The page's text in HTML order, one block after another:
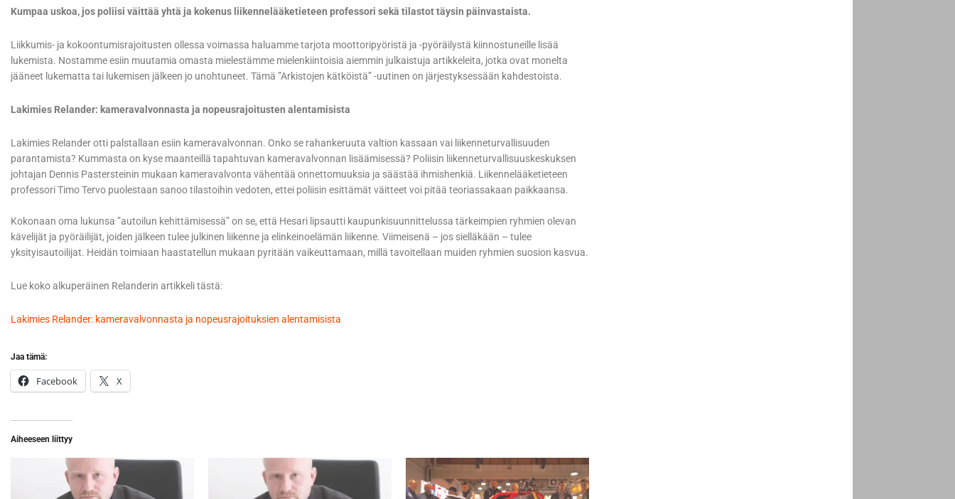
Kumpaa uskoa, jos poliisi väittää yhtä ja kokenus liikennelääketieteen professori sekä tilastot täysin päinvastaista.
Liikkumis- ja kokoontumisrajoitusten ollessa voimassa haluamme tarjota moottoripyöristä ja -pyöräilystä kiinnostuneille lisää
lukemista. Nostamme esiin muutamia omasta mielestämme mielenkiintoisia aiemmin julkaistuja artikkeleita, jotka ovat monelta
jääneet lukematta tai lukemisen jälkeen jo unohtuneet. Tämä ”Arkistojen kätköistä” -uutinen on järjestyksessään kahdestoista.
Lakimies Relander: kameravalvonnasta ja nopeusrajoitusten alentamisista
Lakimies Relander otti palstallaan esiin kameravalvonnan. Onko se rahankeruuta valtion kassaan vai liikenneturvallisuuden
parantamista? Kummasta on kyse maanteillä tapahtuvan kameravalvonnan lisäämisessä? Poliisin liikenneturvallisuuskeskuksen
johtajan Dennis Pastersteinin mukaan kameravalvonta vähentää onnettomuuksia ja säästää ihmishenkiä. Liikennelääketieteen
professori Timo Tervo puolestaan sanoo tilastoihin vedoten, ettei poliisin esittämät väitteet voi pitää teoriassakaan paikkaansa.
Kokonaan oma lukunsa ”autoilun kehittämisessä” on se, että Hesari lipsautti kaupunkisuunnittelussa tärkeimpien ryhmien olevan
kävelijät ja pyöräilijät, joiden jälkeen tulee julkinen liikenne ja elinkeinoelämän liikenne. Viimeisenä – jos sielläkään – tulee
yksityisautoilijat. Heidän toimiaan haastatellun mukaan pyritään vaikeuttamaan, millä tavoitellaan muiden ryhmien suosion kasvua.
Lue koko alkuperäinen Relanderin artikkeli tästä:
Lakimies Relander: kameravalvonnasta ja nopeusrajoituksien alentamisista
Jaa tämä:
Facebook X
Aiheeseen liittyy